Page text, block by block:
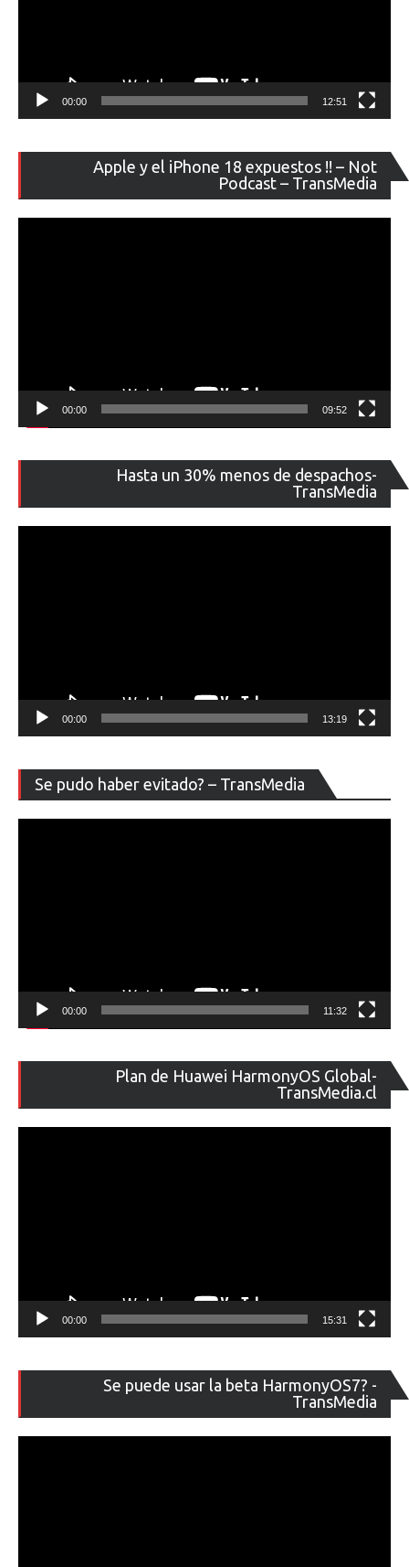
00:00 12:51
Apple y el iPhone 18 expuestos !! – Not
Podcast – TransMedia
de
00:00 09:52
Hasta un 30% menos de despachos-
TransMedia
de
00:00 13:19
Se pudo haber evitado? – TransMedia
de
00:00 11:32
Plan de Huawei HarmonyOS Global-
TransMedia.cl
de
00:00 15:31
Se puede usar la beta HarmonyOS7? -
TransMedia
de